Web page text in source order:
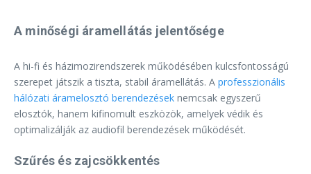
A minőségi áramellátás jelentősége
A hi-fi és házimozirendszerek működésében kulcsfontosságú
szerepet játszik a tiszta, stabil áramellátás. A professzionális
hálózati áramelosztó berendezések nemcsak egyszerű
elosztók, hanem kifinomult eszközök, amelyek védik és
optimalizálják az audiofil berendezések működését.
Szűrés és zajcsökkentés